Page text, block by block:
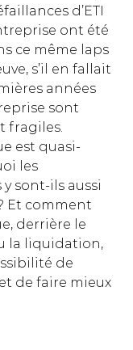
d’ETI
ont été
ce même laps
s’il en fallait
années
sont
fragiles.
est quasi-
les
y sont-ils aussi
Et comment
derrière le
la liquidation,
de
de faire mieux